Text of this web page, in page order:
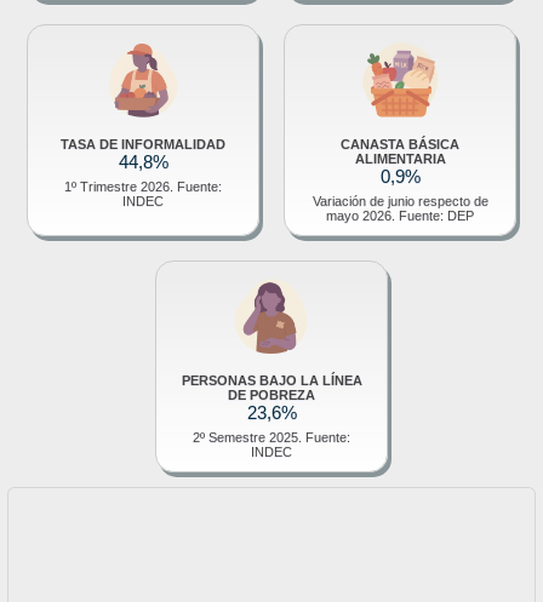
TASA DE INFORMALIDAD
44,8%
1º Trimestre 2026. Fuente:
INDEC
CANASTA BÁSICA
ALIMENTARIA
0,9%
Variación de junio respecto de
mayo 2026. Fuente: DEP
PERSONAS BAJO LA LÍNEA
DE POBREZA
23,6%
2º Semestre 2025. Fuente:
INDEC